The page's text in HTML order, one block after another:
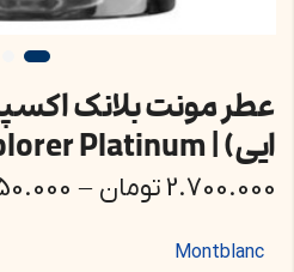
عطر مونت بلانک
ایی) | Montblanc Explorer Platinum
2.700.000تومان –
Montblanc